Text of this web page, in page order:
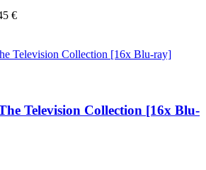
€
Television Collection [16x Blu-